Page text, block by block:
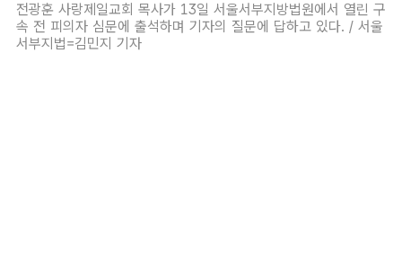
전광훈 사랑제일교회 목사가 13일 서울서부지방법원에서 열린 구
속 전 피의자 심문에 출석하며 기자의 질문에 답하고 있다. / 서울
서부지법=김민지 기자